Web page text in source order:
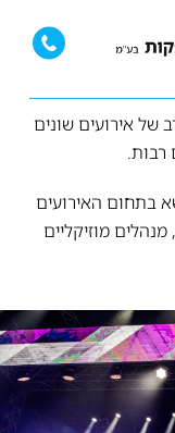
של אירועים שונים
רבות.
בתחום האירועים
מוזיקליים